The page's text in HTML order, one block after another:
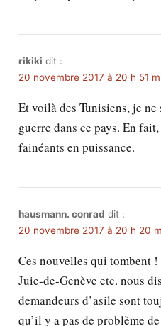
rikiki dit :
20 novembre 2017 à 20 h 51
Et voilà des Tunisiens, je ne
guerre dans ce pays. En
fainéants en puissance.
hausmann. conrad dit :
20 novembre 2017 à 20 h 20
Ces nouvelles qui tombent
Juie-de-Genève etc. nous
demandeurs d’asile sont
qu’il y a pas de problème